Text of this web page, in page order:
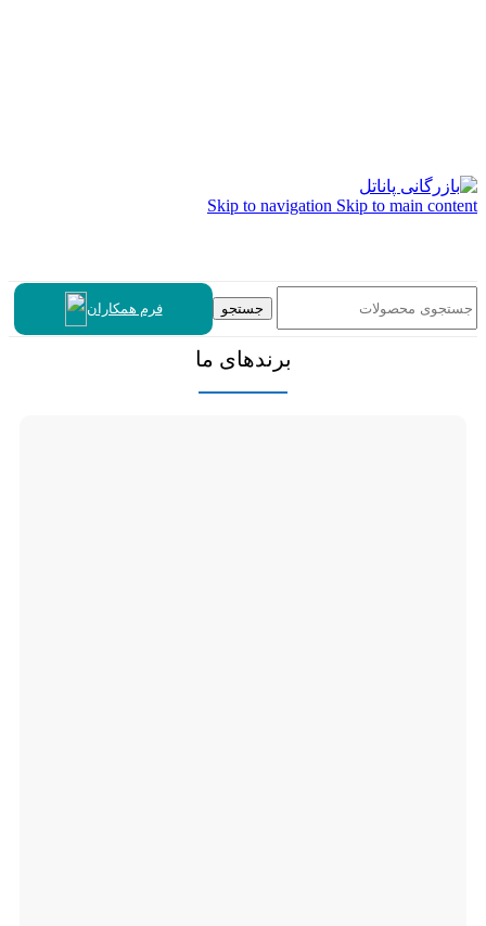
Skip to navigation Skip to main content
جستجو فرم همکاران
برندهای ما